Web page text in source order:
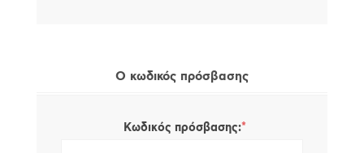
Ο κωδικός πρόσβασης
Κωδικός πρόσβασης:*